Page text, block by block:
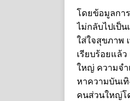
โดยข้อมูลกา
ไม่กลับไปเป็
ใส่ใจสุขภาพ
เรียบร้อยแล้
ใหญ่ ความจำ
หาความบันเ
คนส่วนใหญ่โ